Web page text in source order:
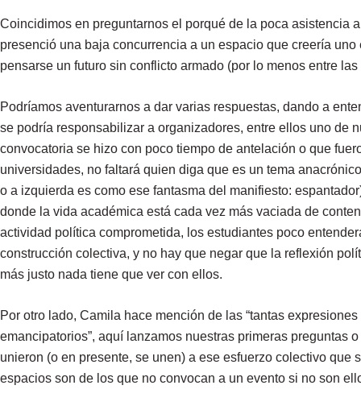
Coincidimos en preguntarnos el porqué de la poca asistencia
presenció una baja concurrencia a un espacio que creería
pensarse un futuro sin conflicto armado (por lo menos entre
Podríamos aventurarnos a dar varias respuestas, dando a
se podría responsabilizar a organizadores, entre ellos uno de
convocatoria se hizo con poco tiempo de antelación o que
universidades, no faltará quien diga que es un tema
o a izquierda es como ese fantasma del manifiesto:
donde la vida académica está cada vez más vaciada de
actividad política comprometida, los estudiantes poco
construcción colectiva, y no hay que negar que la reflexión
más justo nada tiene que ver con ellos.
Por otro lado, Camila hace mención de las “tantas
emancipatorios”, aquí lanzamos nuestras primeras
unieron (o en presente, se unen) a ese esfuerzo colectivo
espacios son de los que no convocan a un evento si no son